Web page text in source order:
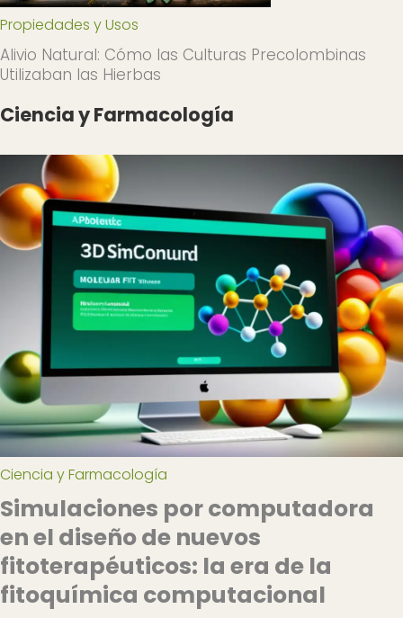
Propiedades y Usos
Alivio Natural: Cómo las Culturas Precolombinas
Utilizaban las Hierbas
Ciencia y Farmacología
Ciencia y Farmacología
Simulaciones por computadora
en el diseño de nuevos
fitoterapéuticos: la era de la
fitoquímica computacional